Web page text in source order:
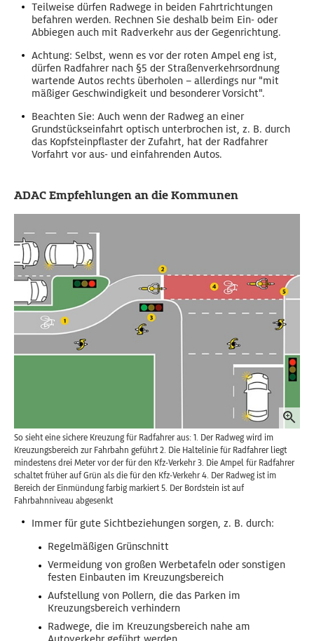
Teilweise dürfen Radwege in beiden Fahrtrichtungen
befahren werden. Rechnen Sie deshalb beim Ein- oder
Abbiegen auch mit Radverkehr aus der Gegenrichtung.
Achtung: Selbst, wenn es vor der roten Ampel eng ist,
dürfen Radfahrer nach §5 der Straßenverkehrsordnung
wartende Autos rechts überholen – allerdings nur "mit
mäßiger Geschwindigkeit und besonderer Vorsicht".
Beachten Sie: Auch wenn der Radweg an einer
Grundstückseinfahrt optisch unterbrochen ist, z. B. durch
das Kopfsteinpflaster der Zufahrt, hat der Radfahrer
Vorfahrt vor aus- und einfahrenden Autos.
ADAC Empfehlungen an die Kommunen
So sieht eine sichere Kreuzung für Radfahrer aus: 1. Der Radweg wird im
Kreuzungsbereich zur Fahrbahn geführt 2. Die Haltelinie für Radfahrer liegt
mindestens drei Meter vor der für den Kfz-Verkehr 3. Die Ampel für Radfahrer
schaltet früher auf Grün als die für den Kfz-Verkehr 4. Der Radweg ist im
Bereich der Einmündung farbig markiert 5. Der Bordstein ist auf
Fahrbahnniveau abgesenkt
Immer für gute Sichtbeziehungen sorgen, z. B. durch:
Regelmäßigen Grünschnitt
Vermeidung von großen Werbetafeln oder sonstigen
festen Einbauten im Kreuzungsbereich
Aufstellung von Pollern, die das Parken im
Kreuzungsbereich verhindern
Radwege, die im Kreuzungsbereich nahe am